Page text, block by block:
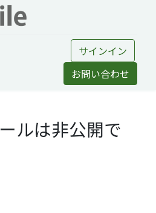
サインイン
お問い合わせ
ルは非公開で